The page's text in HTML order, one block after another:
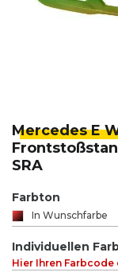
Mercedes E
SRA
Farbton
In Wunschfarbe
Individuellen
Hier Ihren Farbcode